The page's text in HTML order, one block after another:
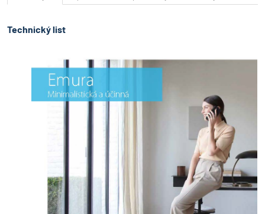
optimalizaci proudění vzduchu v režimu vytápění a chlazení: v režimu
nahoru. Heat Boost Daikin Emura po zapnutí rychle vyhřeje místnost.
Nastavené teploty je tak dosaženo rychleji. Akustický komfort VELMI
TICHÝ PROVOZ Chcete mít doma klid a ticho? Daikin Emura: je za
provozu tak tichá, že téměř zapomenete, že tam je. Speciálně
navržený ventilátor optimalizuje proudění vzduchu pro vysoké úrovně
výkonu při tichém chodu. Proto je Daikin Emura za provozu téměř
neslyšitelná. Technologie Flash Streamer Používá proud elektronů pro
aktivaci chemických reakcí s částicemi ve vzduchu. Technologie
Flash Streamer rozkládá alergeny (jako jsou pyly nebo plísně),
odstraňuje nepříjemné pachy a poskytuje čistší vzduch. Záruka
čistého vzduchu: Je vybavena stříbrným filtrem na odstraňování
alergenů a čištění vzduchu a titan-apatitovým deodoračním filtrem,
který zajišťuje, že váš vzduch bude bez alergenů a zápachu. Titanový
Technický list